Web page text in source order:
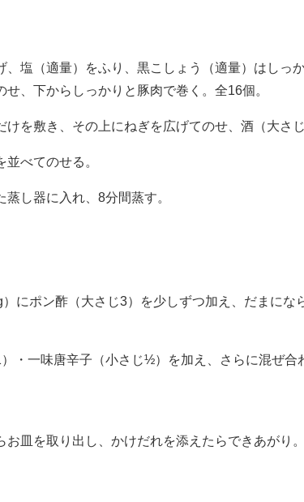
、塩（適量）をふり、黒こしょう（適量）はしっ
せ、下からしっかりと豚肉で巻く。全16個。
けを敷き、その上にねぎを広げてのせ、酒（大さじ
並べてのせる。
蒸し器に入れ、8分間蒸す。
にポン酢（大さじ3）を少しずつ加え、だまにな
・一味唐辛子（小さじ½）を加え、さらに混ぜ合
お皿を取り出し、かけだれを添えたらできあがり